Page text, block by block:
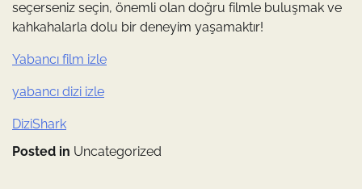
seçerseniz seçin, önemli olan doğru filmle buluşmak ve
kahkahalarla dolu bir deneyim yaşamaktır!
Yabancı film izle
yabancı dizi izle
DiziShark
Posted in Uncategorized